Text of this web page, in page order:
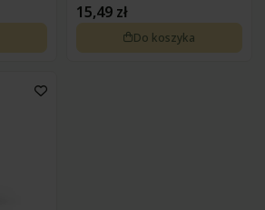
15,49 zł
Do koszyka